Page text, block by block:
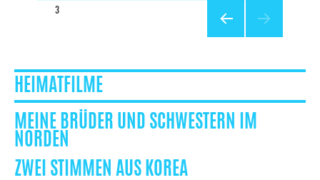
SEITE3
HEIMATFILME
MEINE BRÜDER UND SCHWESTERN IM
NORDEN
ZWEI STIMMEN AUS KOREA